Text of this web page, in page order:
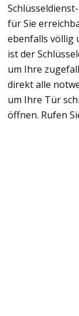
für Sie
ebenfalls völlig
ist der
um Ihre
direkt alle
um Ihre Tür
öffnen. Rufen